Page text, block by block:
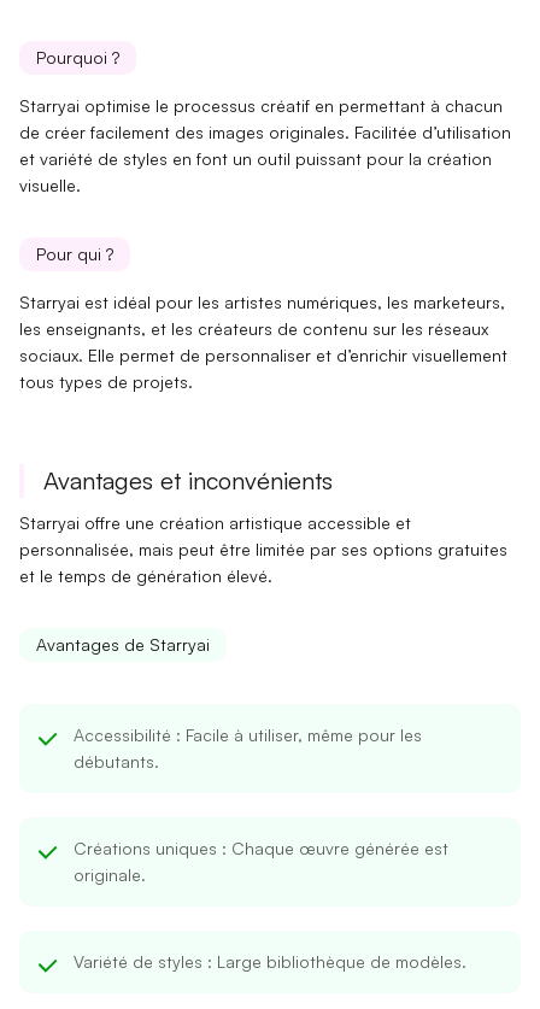
Pourquoi ?
Starryai optimise le processus créatif en permettant à chacun
de créer facilement des images originales. Facilitée d’utilisation
et variété de styles en font un outil puissant pour la création
visuelle.
Pour qui ?
Starryai est idéal pour les artistes numériques, les marketeurs,
les enseignants, et les créateurs de contenu sur les réseaux
sociaux. Elle permet de personnaliser et d’enrichir visuellement
tous types de projets.
Avantages et inconvénients
Starryai offre une création artistique accessible et
personnalisée, mais peut être limitée par ses options gratuites
et le temps de génération élevé.
Avantages de Starryai
Accessibilité : Facile à utiliser, même pour les
débutants.
Créations uniques : Chaque œuvre générée est
originale.
Variété de styles : Large bibliothèque de modèles.